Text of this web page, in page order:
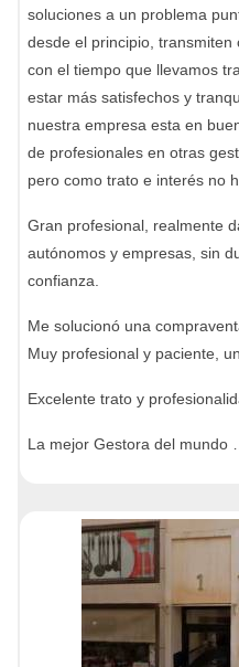
soluciones a un problema
desde el principio,
con el tiempo que llevamos
estar más satisfechos y
nuestra empresa esta en
de profesionales en otras
pero como trato e interés no
Gran profesional, realmente
autónomos y empresas, sin
confianza.
Me solucionó una
Muy profesional y paciente,
Excelente trato y
La mejor Gestora del mundo …